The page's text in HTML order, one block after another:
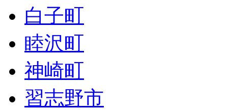
白子町
睦沢町
神崎町
習志野市